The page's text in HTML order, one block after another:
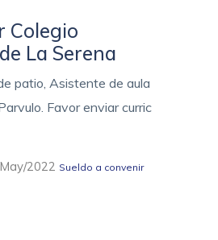
Colegio
La Serena
patio, Asistente de aula
Favor enviar curric
2022 Sueldo a convenir